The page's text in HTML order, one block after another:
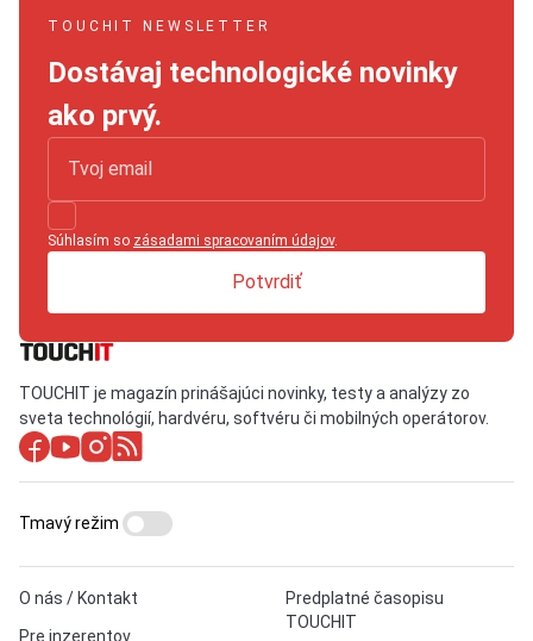
TOUCHIT NEWSLETTER
Dostávaj technologické novinky
ako prvý.
Súhlasím so zásadami spracovaním údajov.
Potvrdiť
TOUCHIT je magazín prinášajúci novinky, testy a analýzy zo
sveta technológií, hardvéru, softvéru či mobilných operátorov.
O nás / Kontakt
Pre inzerentov
Predplatné časopisu
TOUCHIT
Tmavý režim